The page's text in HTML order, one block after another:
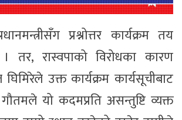
प्रश्नोत्तर कार्यक्रम तय
तर, रास्वपाको विरोधका कारण
उक्त कार्यक्रम कार्यसूचीबाट
यो कदमप्रति असन्तुष्टि व्यक्त